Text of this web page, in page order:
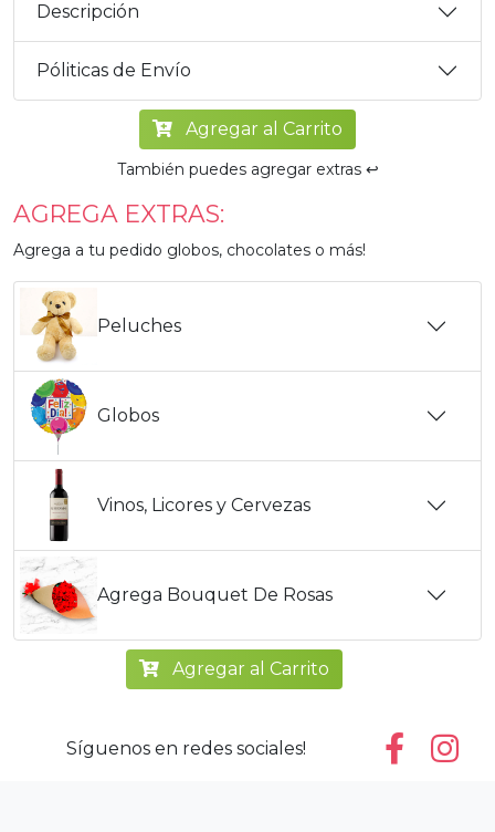
Descripción
Póliticas de Envío
Agregar al Carrito
También puedes agregar extras ↩️
AGREGA EXTRAS:
Agrega a tu pedido globos, chocolates o más!
Peluches
Globos
Vinos, Licores y Cervezas
Agrega Bouquet De Rosas
Agregar al Carrito
Síguenos en redes sociales!